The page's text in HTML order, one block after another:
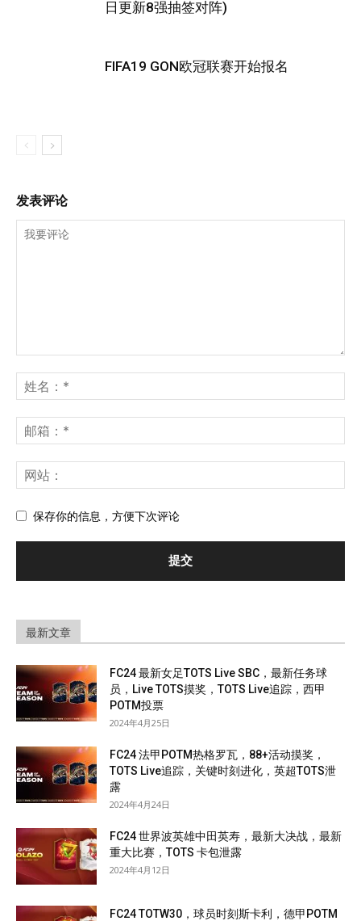
日更新8强抽签对阵)
FIFA19 GON欧冠联赛开始报名
发表评论
保存你的信息，方便下次评论
最新文章
FC24 最新女足TOTS Live SBC，最新任务球
员，Live TOTS摸奖，TOTS Live追踪，西甲
POTM投票
2024年4月25日
FC24 法甲POTM热格罗瓦，88+活动摸奖，
TOTS Live追踪，关键时刻进化，英超TOTS泄
露
2024年4月24日
FC24 世界波英雄中田英寿，最新大决战，最新
重大比赛，TOTS 卡包泄露
2024年4月12日
FC24 TOTW30，球员时刻斯卡利，德甲POTM